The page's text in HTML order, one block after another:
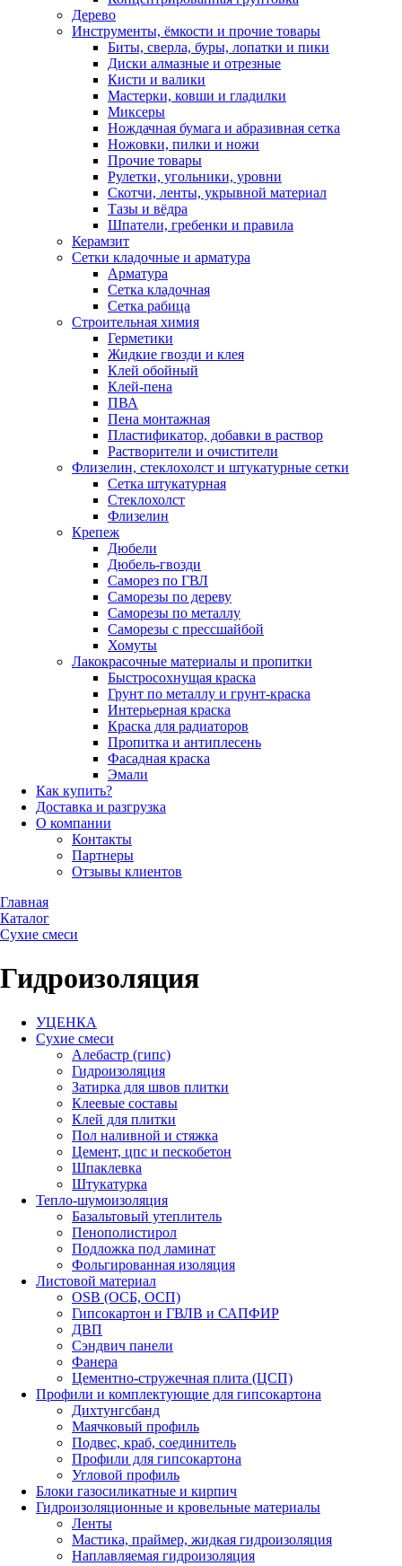
Дерево
Инструменты, ёмкости и прочие товары
Биты, сверла, буры, лопатки и пики
Диски алмазные и отрезные
Кисти и валики
Мастерки, ковши и гладилки
Миксеры
Нождачная бумага и абразивная сетка
Ножовки, пилки и ножи
Прочие товары
Рулетки, угольники, уровни
Скотчи, ленты, укрывной материал
Тазы и вёдра
Шпатели, гребенки и правила
Керамзит
Сетки кладочные и арматура
Арматура
Сетка кладочная
Сетка рабица
Строительная химия
Герметики
Жидкие гвозди и клея
Клей обойный
Клей-пена
ПВА
Пена монтажная
Пластификатор, добавки в раствор
Растворители и очистители
Флизелин, стеклохолст и штукатурные сетки
Сетка штукатурная
Стеклохолст
Флизелин
Крепеж
Дюбели
Дюбель-гвозди
Саморез по ГВЛ
Саморезы по дереву
Саморезы по металлу
Саморезы с прессшайбой
Хомуты
Лакокрасочные материалы и пропитки
Быстросохнущая краска
Грунт по металлу и грунт-краска
Интерьерная краска
Краска для радиаторов
Пропитка и антиплесень
Фасадная краска
Эмали
Как купить?
Доставка и разгрузка
О компании
Контакты
Партнеры
Отзывы клиентов
Главная
Каталог
Сухие смеси
Гидроизоляция
УЦЕНКА
Сухие смеси
Алебастр (гипс)
Гидроизоляция
Затирка для швов плитки
Клеевые составы
Клей для плитки
Пол наливной и стяжка
Цемент, цпс и пескобетон
Шпаклевка
Штукатурка
Тепло-шумоизоляция
Базальтовый утеплитель
Пенополистирол
Подложка под ламинат
Фольгированная изоляция
Листовой материал
OSB (ОСБ, ОСП)
Гипсокартон и ГВЛВ и САПФИР
ДВП
Сэндвич панели
Фанера
Цементно-стружечная плита (ЦСП)
Профили и комплектующие для гипсокартона
Дихтунгсбанд
Маячковый профиль
Подвес, краб, соединитель
Профили для гипсокартона
Угловой профиль
Блоки газосиликатные и кирпич
Гидроизоляционные и кровельные материалы
Ленты
Мастика, праймер, жидкая гидроизоляция
Наплавляемая гидроизоляция